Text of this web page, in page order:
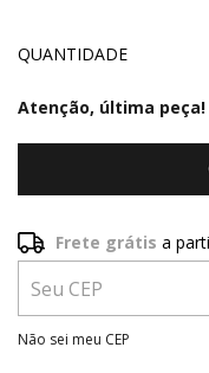
QUANTIDADE
Atenção, última peça!
Frete grátis
Entregas para o CEP:
Frete grátis a
Não sei meu CEP